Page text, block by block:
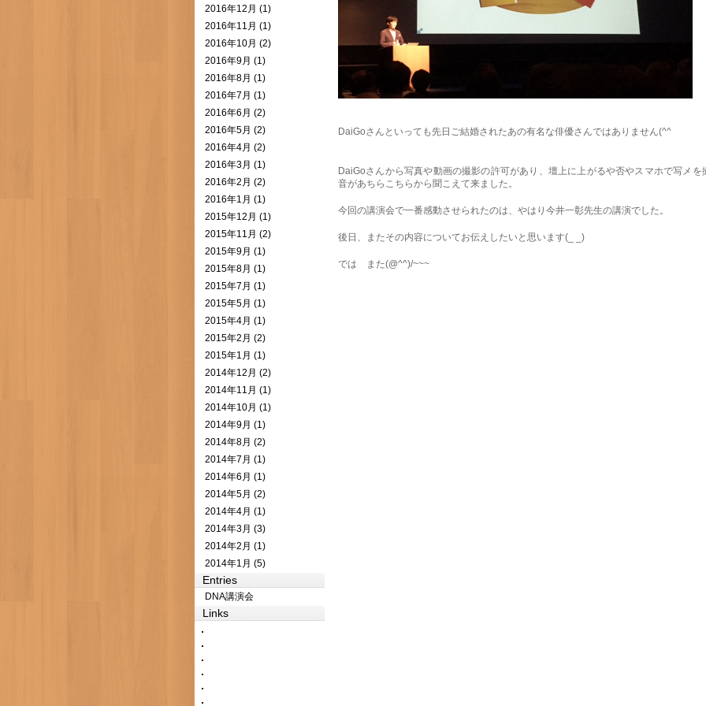
DaiGoさんといっても先日ご結婚されたあの有名な俳優さんではありません(^^ゞ
DaiGoさんから写真や動画の撮影の許可があり、壇上に上がるや否やスマホで写メを
音があちらこちらから聞こえて来ました。
今回の講演会で一番感動させられたのは、やはり今井一彰先生の講演でした。
後日、またその内容についてお伝えしたいと思います(_ _)
では また(@^^)/~~~
2016年12月 (1)
2016年11月 (1)
2016年10月 (2)
2016年9月 (1)
2016年8月 (1)
2016年7月 (1)
2016年6月 (2)
2016年5月 (2)
2016年4月 (2)
2016年3月 (1)
2016年2月 (2)
2016年1月 (1)
2015年12月 (1)
2015年11月 (2)
2015年9月 (1)
2015年8月 (1)
2015年7月 (1)
2015年5月 (1)
2015年4月 (1)
2015年2月 (2)
2015年1月 (1)
2014年12月 (2)
2014年11月 (1)
2014年10月 (1)
2014年9月 (1)
2014年8月 (2)
2014年7月 (1)
2014年6月 (1)
2014年5月 (2)
2014年4月 (1)
2014年3月 (3)
2014年2月 (1)
2014年1月 (5)
Entries
DNA講演会
Links